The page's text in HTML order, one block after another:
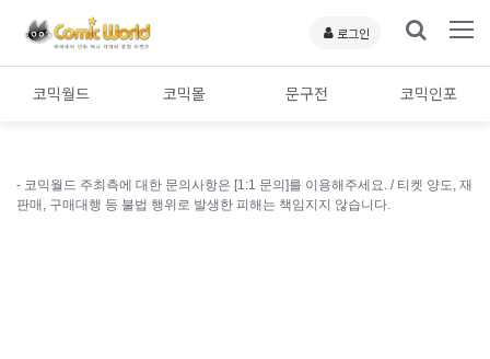
로그인
코믹월드 코믹몰 문구전 코믹인포
- 코믹월드 주최측에 대한 문의사항은 [1:1 문의]를 이용해주세요. / 티켓 양도, 재
판매, 구매대행 등 불법 행위로 발생한 피해는 책임지지 않습니다.